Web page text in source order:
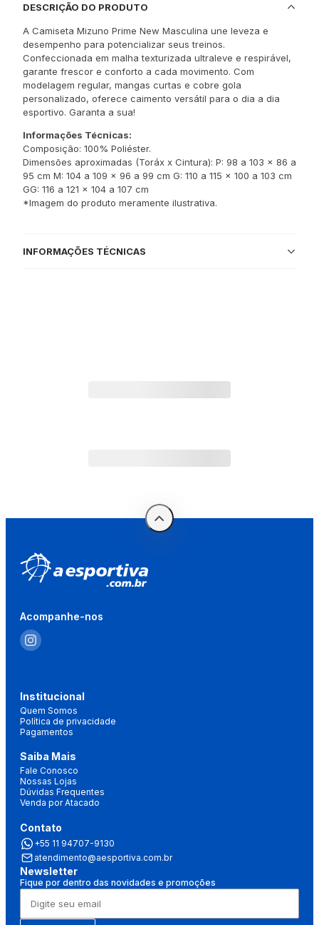
DESCRIÇÃO DO PRODUTO
A Camiseta Mizuno Prime New Masculina une leveza e
desempenho para potencializar seus treinos.
Confeccionada em malha texturizada ultraleve e respirável,
garante frescor e conforto a cada movimento. Com
modelagem regular, mangas curtas e cobre gola
personalizado, oferece caimento versátil para o dia a dia
esportivo. Garanta a sua!
Informações Técnicas:
Composição: 100% Poliéster.
Dimensões aproximadas (Toráx x Cintura): P: 98 a 103 x 86 a
95 cm M: 104 a 109 x 96 a 99 cm G: 110 a 115 x 100 a 103 cm
GG: 116 a 121 x 104 a 107 cm
*Imagem do produto meramente ilustrativa.
INFORMAÇÕES TÉCNICAS
Acompanhe-nos
Institucional
Quem Somos
Política de privacidade
Pagamentos
Saiba Mais
Fale Conosco
Nossas Lojas
Dúvidas Frequentes
Venda por Atacado
Contato
+55 11 94707-9130
atendimento@aesportiva.com.br
Newsletter
Fique por dentro das novidades e promoções